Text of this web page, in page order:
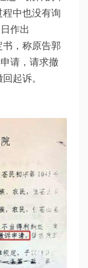
中也没有询
作出
，称原告郭
请，请求撤
起诉。